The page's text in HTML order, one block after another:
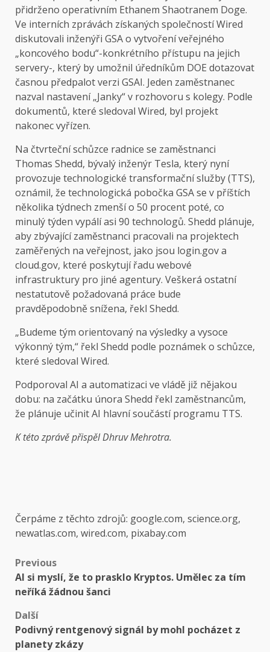
přidrženo operativním Ethanem Shaotranem Doge.
Ve interních zprávách získaných společností Wired
diskutovali inženýři GSA o vytvoření veřejného
„koncového bodu“-konkrétního přístupu na jejich
servery-, který by umožnil úředníkům DOE dotazovat
časnou předpalot verzi GSAI. Jeden zaměstnanec
nazval nastavení „Janky“ v rozhovoru s kolegy. Podle
dokumentů, které sledoval Wired, byl projekt
nakonec vyřízen.
Na čtvrteční schůzce radnice se zaměstnanci
Thomas Shedd, bývalý inženýr Tesla, který nyní
provozuje technologické transformační služby (TTS),
oznámil, že technologická pobočka GSA se v příštích
několika týdnech zmenší o 50 procent poté, co
minulý týden vypálí asi 90 technologů. Shedd plánuje,
aby zbývající zaměstnanci pracovali na projektech
zaměřených na veřejnost, jako jsou login.gov a
cloud.gov, které poskytují řadu webové
infrastruktury pro jiné agentury. Veškerá ostatní
nestatutově požadovaná práce bude
pravděpodobně snížena, řekl Shedd.
„Budeme tým orientovaný na výsledky a vysoce
výkonný tým,“ řekl Shedd podle poznámek o schůzce,
které sledoval Wired.
Podporoval AI a automatizaci ve vládě již nějakou
dobu: na začátku února Shedd řekl zaměstnancům,
že plánuje učinit AI hlavní součástí programu TTS.
K této zprávě přispěl Dhruv Mehrotra.
Čerpáme z těchto zdrojů: google.com, science.org,
newatlas.com, wired.com, pixabay.com
Post
navigation
Previous
AI si myslí, že to prasklo Kryptos. Umělec za tím
neříká žádnou šanci
Další
Podivný rentgenový signál by mohl pocházet z
planety zkázy